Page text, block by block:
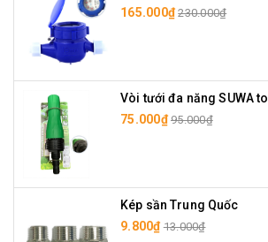
165.000₫ 230.000₫
Vòi tưới đa năng SUWA to
75.000₫ 95.000₫
Kép sần Trung Quốc
9.800₫ 13.000₫